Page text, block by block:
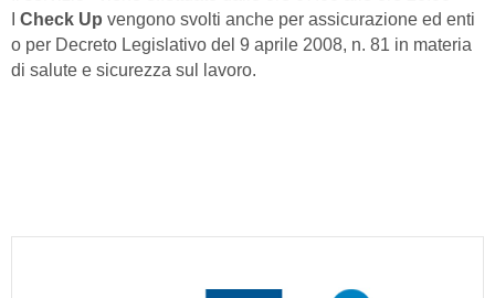
Check Up vengono svolti anche per assicurazione ed enti
o per Decreto Legislativo del 9 aprile 2008, n. 81 in materia
di salute e sicurezza sul lavoro.